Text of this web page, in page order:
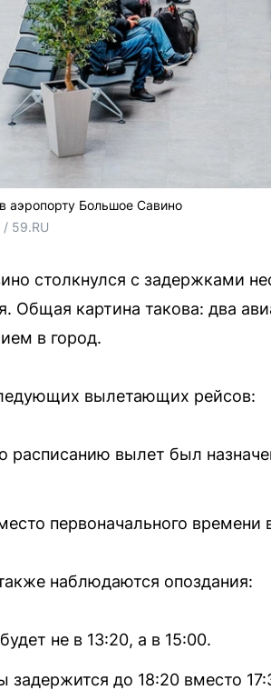
Большое Савино
59.RU
столкнулся с задержками
Общая картина такова: два
в город.
вылетающих рейсов:
расписанию вылет был
первоначального времени
наблюдаются опоздания:
не в 13:20, а в 15:00.
до 18:20 вместо